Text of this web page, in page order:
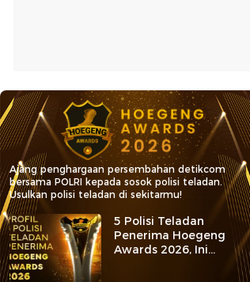
Ajang penghargaan persembahan detikcom
bersama POLRI kepada sosok polisi teladan.
Usulkan polisi teladan di sekitarmu!
5 Polisi Teladan
Penerima Hoegeng
Awards 2026, Ini
Kategori dan Kiprahnya